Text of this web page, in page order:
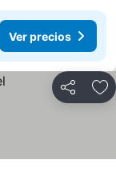
Ver precios
Compartir